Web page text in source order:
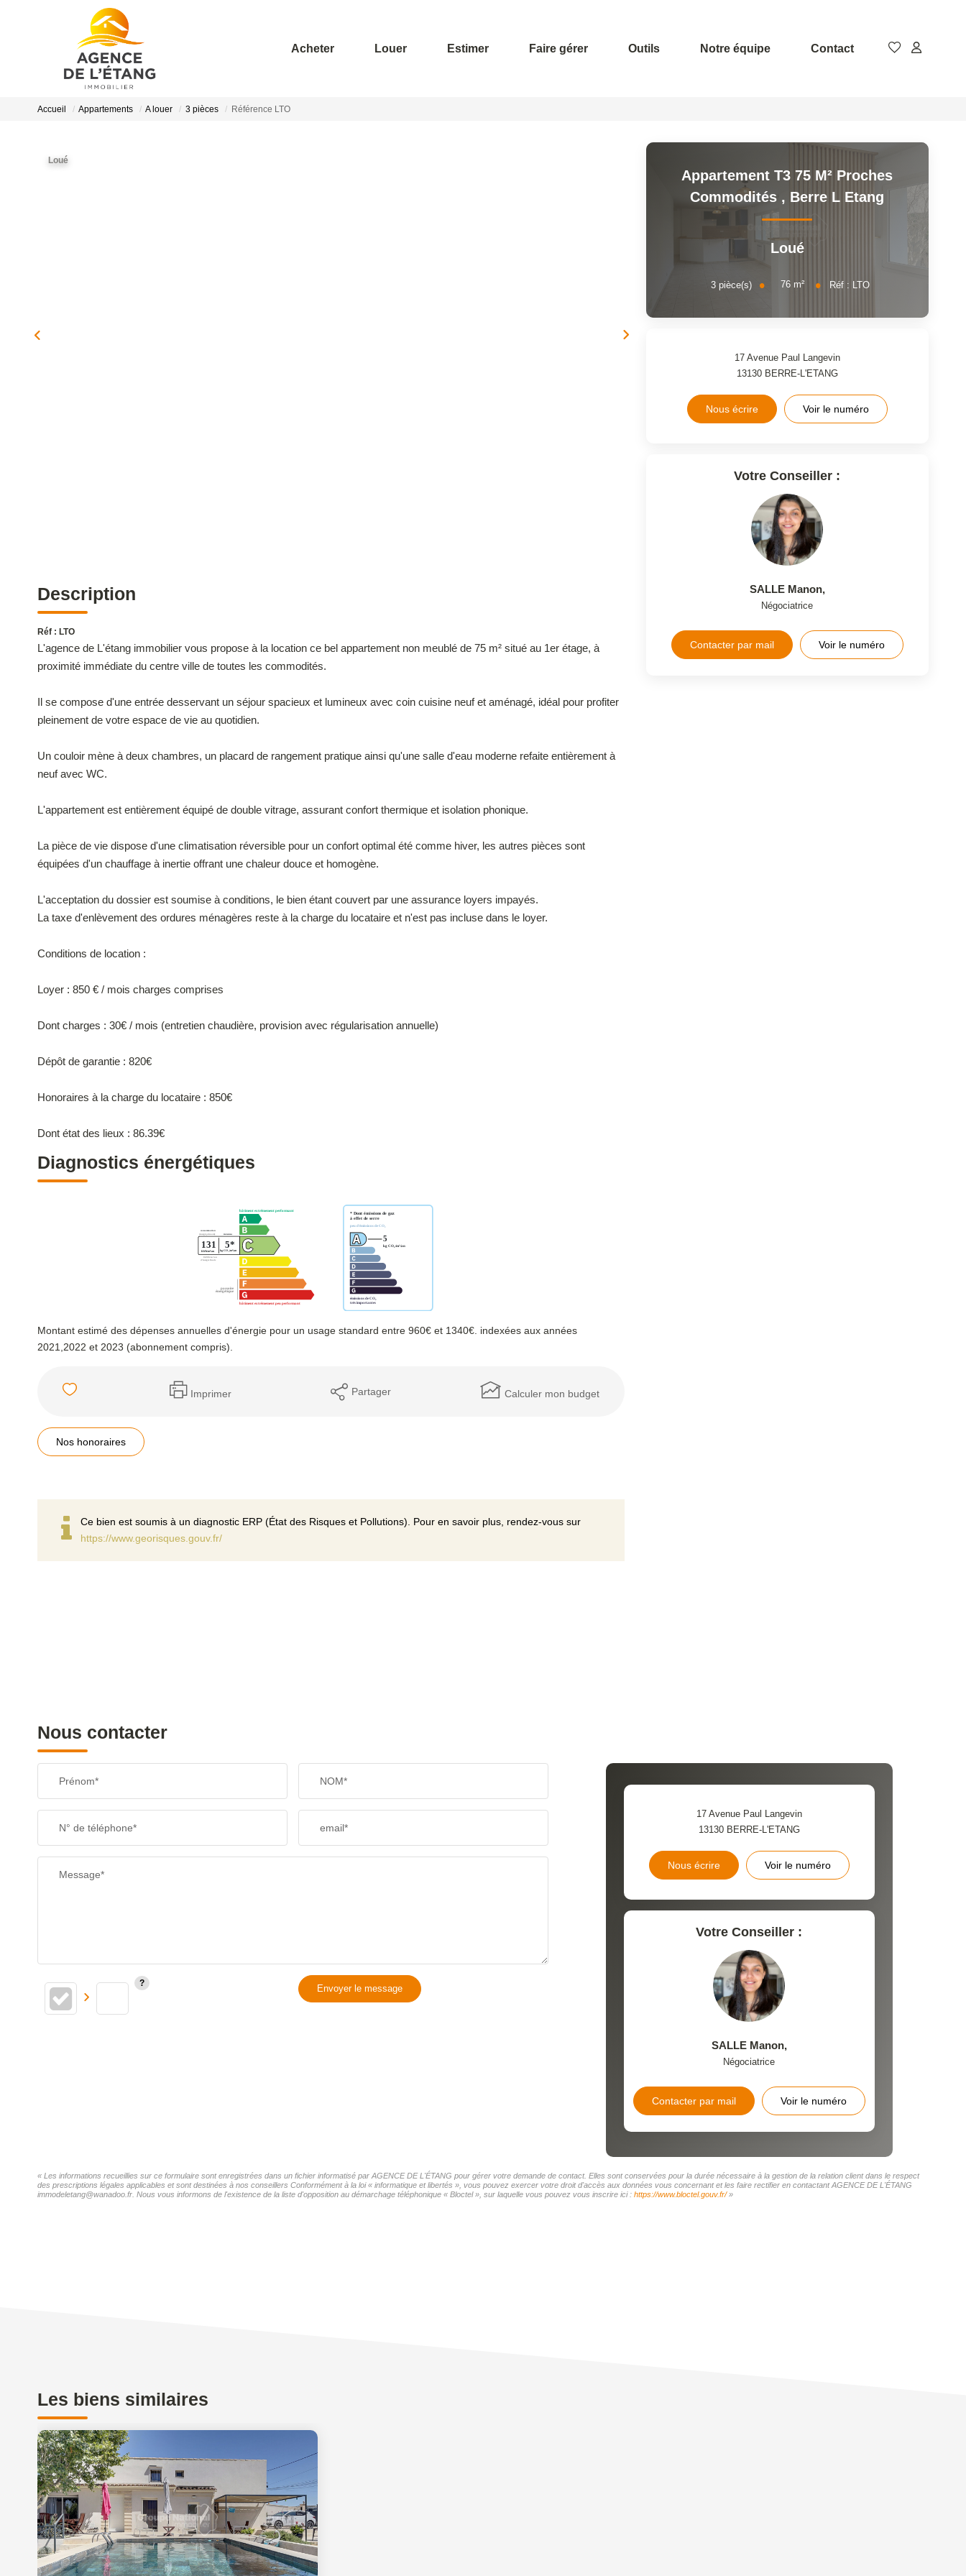
Acheter Louer Estimer Faire gérer Outils Notre équipe Contact
Accueil Appartements A louer 3 pièces Référence LTO
Loué
Description
Réf : LTO
L'agence de L'étang immobilier vous propose à la location ce bel appartement non meublé de 75 m² situé au 1er étage, à
proximité immédiate du centre ville de toutes les commodités.
Il se compose d'une entrée desservant un séjour spacieux et lumineux avec coin cuisine neuf et aménagé, idéal pour profiter
pleinement de votre espace de vie au quotidien.
Un couloir mène à deux chambres, un placard de rangement pratique ainsi qu'une salle d'eau moderne refaite entièrement à
neuf avec WC.
L'appartement est entièrement équipé de double vitrage, assurant confort thermique et isolation phonique.
La pièce de vie dispose d'une climatisation réversible pour un confort optimal été comme hiver, les autres pièces sont
équipées d'un chauffage à inertie offrant une chaleur douce et homogène.
L'acceptation du dossier est soumise à conditions, le bien étant couvert par une assurance loyers impayés.
La taxe d'enlèvement des ordures ménagères reste à la charge du locataire et n'est pas incluse dans le loyer.
Conditions de location :
Loyer : 850 € / mois charges comprises
Dont charges : 30€ / mois (entretien chaudière, provision avec régularisation annuelle)
Dépôt de garantie : 820€
Honoraires à la charge du locataire : 850€
Dont état des lieux : 86.39€
Diagnostics énergétiques
Montant estimé des dépenses annuelles d'énergie pour un usage standard entre 960€ et 1340€. indexées aux années
2021,2022 et 2023 (abonnement compris).
Imprimer Partager Calculer mon budget
Nos honoraires
Ce bien est soumis à un diagnostic ERP (État des Risques et Pollutions). Pour en savoir plus, rendez-vous sur
https://www.georisques.gouv.fr/
Appartement T3 75 M² Proches
Commodités , Berre L Etang
Loué
3 pièce(s) 76 m² Réf : LTO
17 Avenue Paul Langevin
13130 BERRE-L'ETANG
Nous écrire Voir le numéro
Votre Conseiller :
SALLE Manon,
Négociatrice
Contacter par mail Voir le numéro
Nous contacter
Prénom* NOM*
N° de téléphone* email*
Message*
Envoyer le message
17 Avenue Paul Langevin
13130 BERRE-L'ETANG
Nous écrire Voir le numéro
Votre Conseiller :
SALLE Manon,
Négociatrice
Contacter par mail Voir le numéro
« Les informations recueillies sur ce formulaire sont enregistrées dans un fichier informatisé par AGENCE DE L'ÉTANG pour gérer votre demande de contact. Elles sont conservées pour la durée nécessaire à la gestion de la relation client dans le respect
des prescriptions légales applicables et sont destinées à nos conseillers Conformément à la loi « informatique et libertés », vous pouvez exercer votre droit d'accès aux données vous concernant et les faire rectifier en contactant AGENCE DE L'ÉTANG
immodeletang@wanadoo.fr. Nous vous informons de l'existence de la liste d'opposition au démarchage téléphonique « Bloctel », sur laquelle vous pouvez vous inscrire ici : https://www.bloctel.gouv.fr/»
Les biens similaires